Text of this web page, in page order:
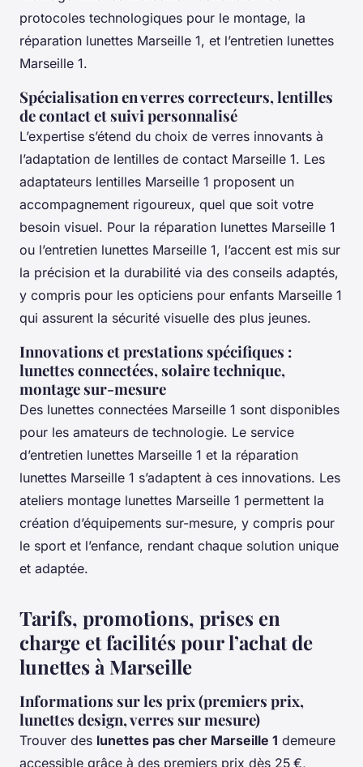
protocoles technologiques pour le montage, la
réparation lunettes Marseille 1, et l’entretien lunettes
Marseille 1.
Spécialisation en verres correcteurs, lentilles
de contact et suivi personnalisé
L’expertise s’étend du choix de verres innovants à
l’adaptation de lentilles de contact Marseille 1. Les
adaptateurs lentilles Marseille 1 proposent un
accompagnement rigoureux, quel que soit votre
besoin visuel. Pour la réparation lunettes Marseille 1
ou l’entretien lunettes Marseille 1, l’accent est mis sur
la précision et la durabilité via des conseils adaptés,
y compris pour les opticiens pour enfants Marseille 1
qui assurent la sécurité visuelle des plus jeunes.
Innovations et prestations spécifiques :
lunettes connectées, solaire technique,
montage sur-mesure
Des lunettes connectées Marseille 1 sont disponibles
pour les amateurs de technologie. Le service
d’entretien lunettes Marseille 1 et la réparation
lunettes Marseille 1 s’adaptent à ces innovations. Les
ateliers montage lunettes Marseille 1 permettent la
création d’équipements sur-mesure, y compris pour
le sport et l’enfance, rendant chaque solution unique
et adaptée.
Tarifs, promotions, prises en
charge et facilités pour l’achat de
lunettes à Marseille
Informations sur les prix (premiers prix,
lunettes design, verres sur mesure)
Trouver des lunettes pas cher Marseille 1 demeure
accessible grâce à des premiers prix dès 25 €,